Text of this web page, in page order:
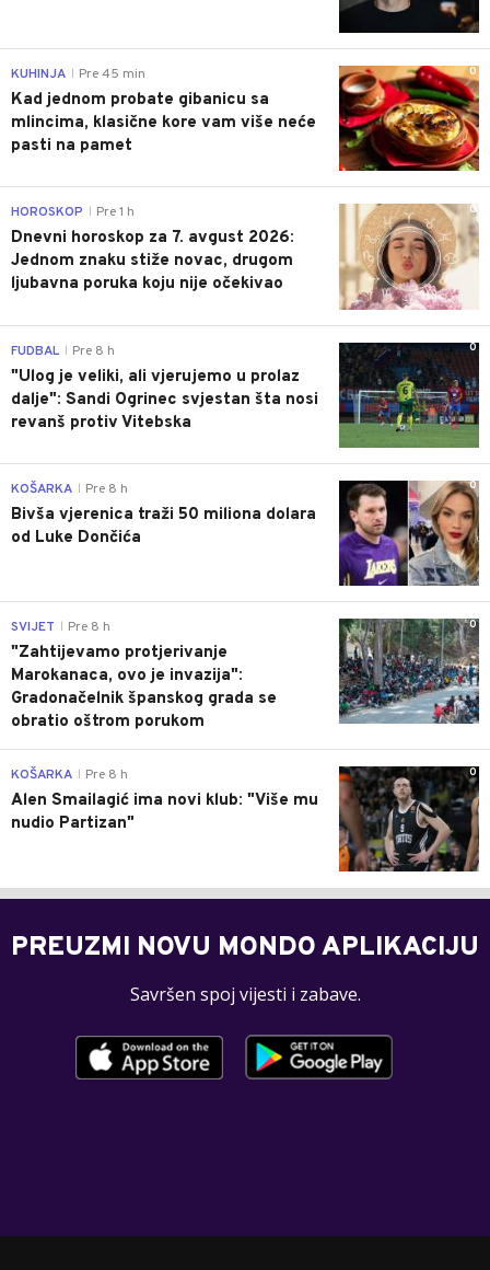
0
KUHINJA Pre 45 min
Kad jednom probate gibanicu sa
mlincima, klasične kore vam više neće
pasti na pamet
0
HOROSKOP Pre 1 h
Dnevni horoskop za 7. avgust 2026:
Jednom znaku stiže novac, drugom
ljubavna poruka koju nije očekivao
0
FUDBAL Pre 8 h
"Ulog je veliki, ali vjerujemo u prolaz
dalje": Sandi Ogrinec svjestan šta nosi
revanš protiv Vitebska
0
KOŠARKA Pre 8 h
Bivša vjerenica traži 50 miliona dolara
od Luke Dončića
0
SVIJET Pre 8 h
"Zahtijevamo protjerivanje
Marokanaca, ovo je invazija":
Gradonačelnik španskog grada se
obratio oštrom porukom
0
KOŠARKA Pre 8 h
Alen Smailagić ima novi klub: "Više mu
nudio Partizan"
PREUZMI NOVU MONDO APLIKACIJU
Savršen spoj vijesti i zabave.